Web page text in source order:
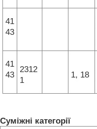
41
43
41
43
2312
1
1, 18
Суміжні категорії